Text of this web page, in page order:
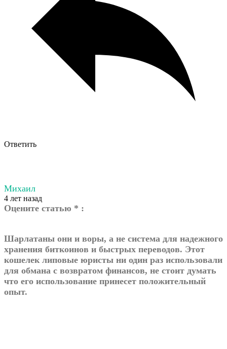
Ответить
Михаил
4 лет назад
Оцените статью * :
Шарлатаны они и воры, а не система для надежного
хранения биткоинов и быстрых переводов. Этот
кошелек липовые юристы ни один раз использовали
для обмана с возвратом финансов, не стоит думать
что его использование принесет положительный
опыт.